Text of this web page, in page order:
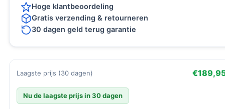
Hoge klantbeoordeling
Gratis verzending & retourneren
30 dagen geld terug garantie
Laagste prijs (30 dagen)
Nu de laagste prijs in 30 dagen